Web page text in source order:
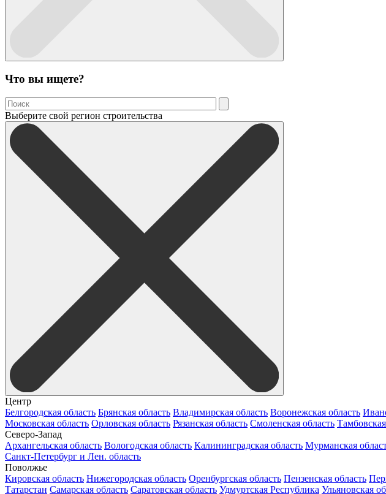
Что вы ищете?
Выберите свой регион строительства
Центр
Белгородская область Брянская область Владимирская область Воронежская область
Московская область Орловская область Рязанская область Смоленская область
Северо-Запад
Архангельская область Вологодская область Калининградская область Мурманская
Санкт-Петербург и Лен. область
Поволжье
Кировская область Нижегородская область Оренбургская область Пензенская область
Татарстан Самарская область Саратовская область Удмуртская Республика Ульяновская